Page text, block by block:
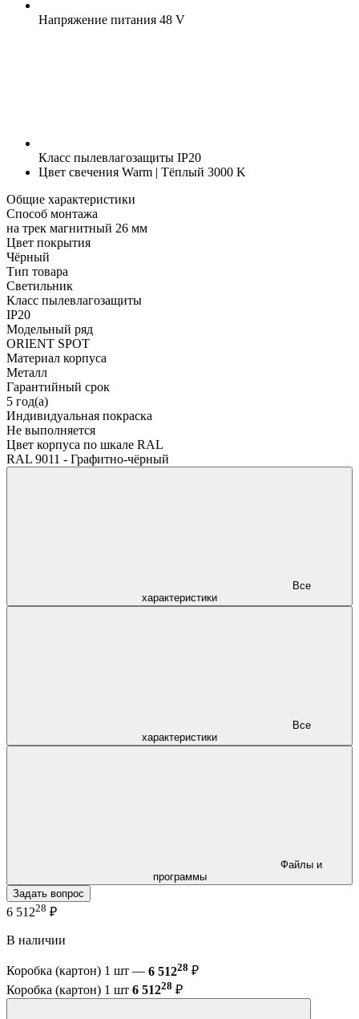
Напряжение питания 48 V
Класс пылевлагозащиты IP20
Цвет свечения Warm | Тёплый 3000 K
Общие характеристики
Способ монтажа
на трек магнитный 26 мм
Цвет покрытия
Чёрный
Тип товара
Светильник
Класс пылевлагозащиты
IP20
Модельный ряд
ORIENT SPOT
Материал корпуса
Металл
Гарантийный срок
5 год(а)
Индивидуальная покраска
Не выполняется
Цвет корпуса по шкале RAL
RAL 9011 - Графитно-чёрный
характеристики
характеристики
программы
Задать вопрос
6 51228 ₽
В наличии
Коробка (картон) 1 шт — 6 51228 ₽
Коробка (картон) 1 шт 6 51228 ₽